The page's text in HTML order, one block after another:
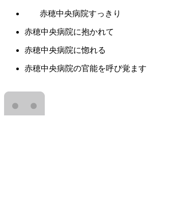
赤穂中央病院すっきり
赤穂中央病院に抱かれて
赤穂中央病院に惚れる
赤穂中央病院の官能を呼び覚ます